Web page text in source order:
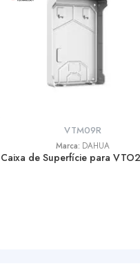
VTM09R
Marca: DAHUA
Caixa de Superfície para